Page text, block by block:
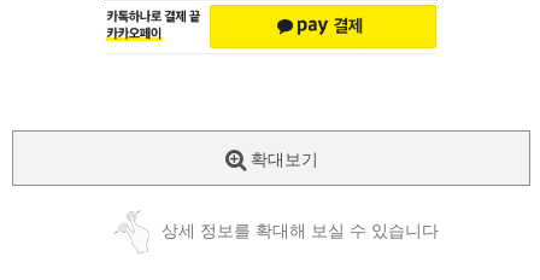
확대보기
상세 정보를 확대해 보실 수 있습니다